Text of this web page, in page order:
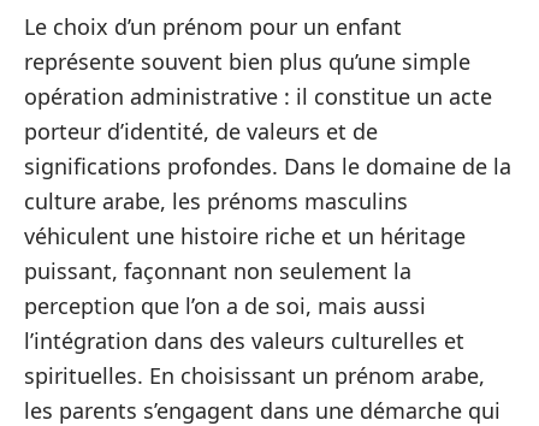
Le choix d’un prénom pour un enfant
représente souvent bien plus qu’une simple
opération administrative : il constitue un acte
porteur d’identité, de valeurs et de
significations profondes. Dans le domaine de la
culture arabe, les prénoms masculins
véhiculent une histoire riche et un héritage
puissant, façonnant non seulement la
perception que l’on a de soi, mais aussi
l’intégration dans des valeurs culturelles et
spirituelles. En choisissant un prénom arabe,
les parents s’engagent dans une démarche qui